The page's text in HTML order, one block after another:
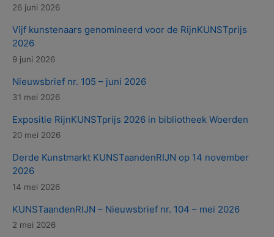
26 juni 2026
Vijf kunstenaars genomineerd voor de RijnKUNSTprijs
2026
9 juni 2026
Nieuwsbrief nr. 105 – juni 2026
31 mei 2026
Expositie RijnKUNSTprijs 2026 in bibliotheek Woerden
20 mei 2026
Derde Kunstmarkt KUNSTaandenRIJN op 14 november
2026
14 mei 2026
KUNSTaandenRIJN – Nieuwsbrief nr. 104 – mei 2026
2 mei 2026